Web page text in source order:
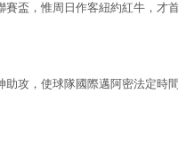
賽盃，惟周日作客紐約紅牛，才
助攻，使球隊國際邁阿密法定時